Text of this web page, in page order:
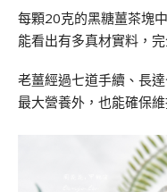
每顆20克的黑糖薑茶塊
能看出有多真材實料，
老薑經過七道手續、長
最大營養外，也能確保